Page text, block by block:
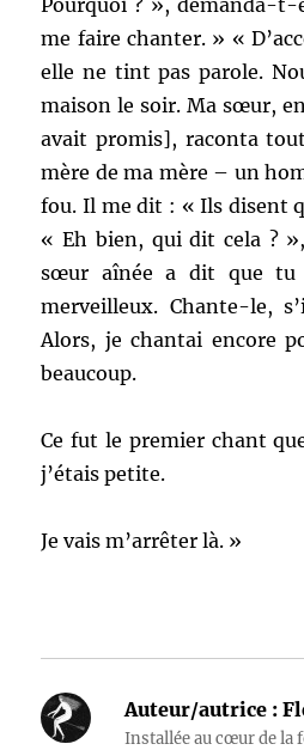
me faire chanter. » «
elle ne tint pas parole.
maison le soir. Ma sœur,
avait promis], raconta
mère de ma mère – un
fou. Il me dit : « Ils disent
« Eh bien, qui dit cela ?
sœur aînée a dit que tu
merveilleux. Chante-le,
Alors, je chantai encore
beaucoup.
Ce fut le premier chant
j’étais petite.
Je vais m’arrêter là. »
Auteur/autrice :
Installée au cœur de la